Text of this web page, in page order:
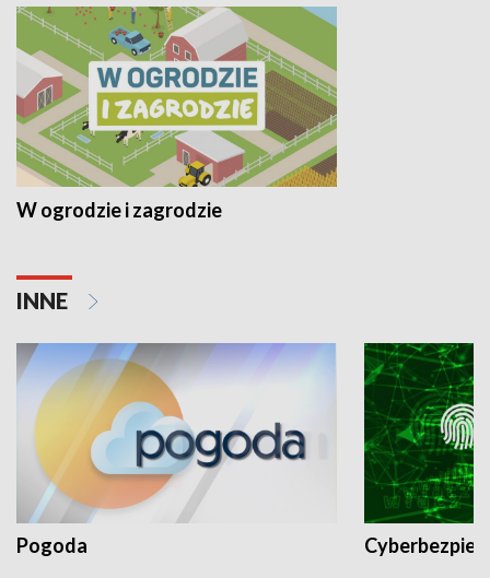
W ogrodzie i zagrodzie
INNE
Pogoda